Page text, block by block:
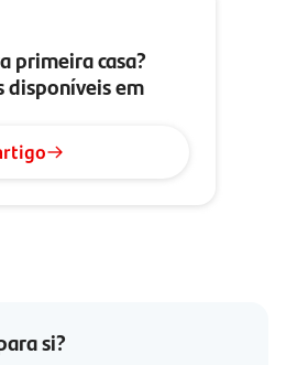
primeira casa?
disponíveis em
si?